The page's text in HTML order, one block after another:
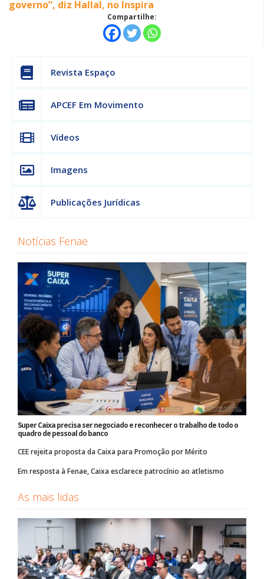
governo”, diz Hallal, no Inspira
Compartilhe:
Revista Espaço
APCEF Em Movimento
Vídeos
Imagens
Publicações Jurídicas
Notícias Fenae
Super Caixa precisa ser negociado e reconhecer o trabalho de todo o
quadro de pessoal do banco
CEE rejeita proposta da Caixa para Promoção por Mérito
Em resposta à Fenae, Caixa esclarece patrocínio ao atletismo
As mais lidas